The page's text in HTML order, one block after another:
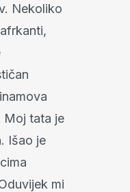
Nekoliko
Moj tata je
Išao je
mi